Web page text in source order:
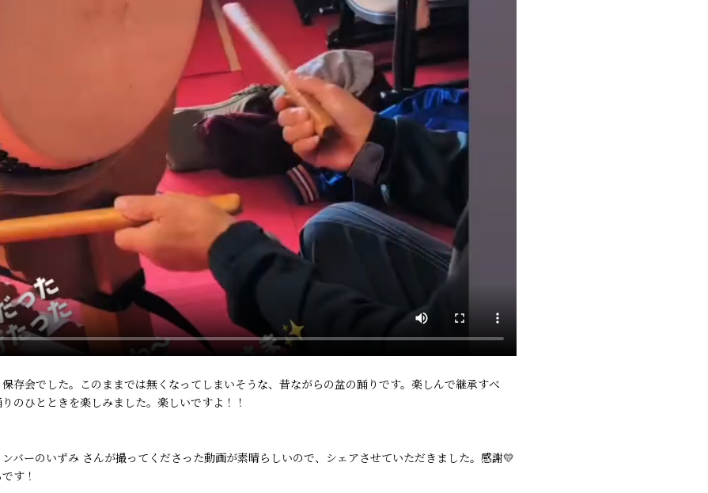
存会でした。このままでは無くなってしまいそうな、昔ながらの盆の踊りです。楽しんで継承すべ
のひとときを楽しみました。楽しいですよ！！
バーのいずみ さんが撮ってくださった動画が素晴らしいので、シェアさせていただきました。感謝💛
す！